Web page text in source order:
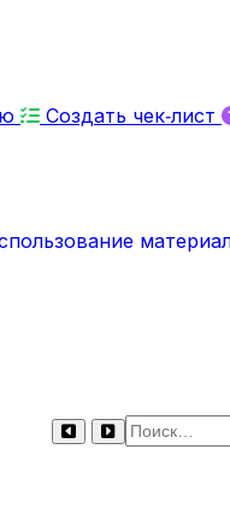
Создать чек‑лист
Поиск по